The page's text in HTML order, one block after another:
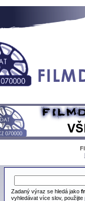
Zadaný výraz se hledá jako
vyhledávat více slov, použijte